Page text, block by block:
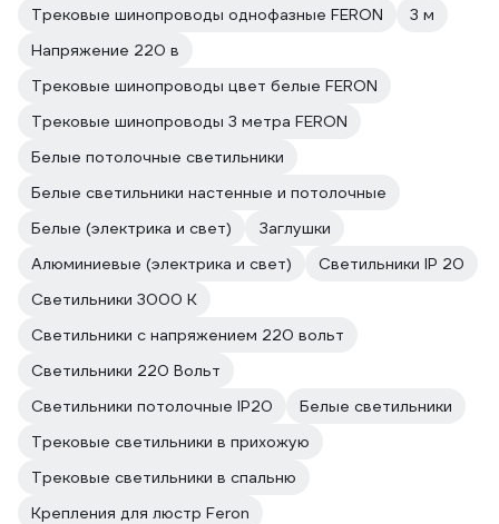
Трековые шинопроводы однофазные FERON
3 м
Напряжение 220 в
Трековые шинопроводы цвет белые FERON
Трековые шинопроводы 3 метра FERON
Белые потолочные светильники
Белые светильники настенные и потолочные
Белые (электрика и свет)
Заглушки
Алюминиевые (электрика и свет)
Светильники IP 20
Светильники 3000 К
Светильники с напряжением 220 вольт
Светильники 220 Вольт
Светильники потолочные IP20
Белые светильники
Трековые светильники в прихожую
Трековые светильники в спальню
Крепления для люстр Feron